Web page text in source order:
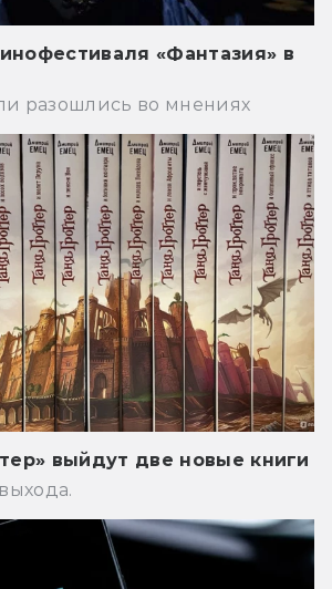
«Фантазия» в
разошлись во мнениях
выйдут две новые книги